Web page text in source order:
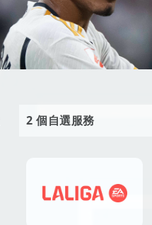
2 個自選服務